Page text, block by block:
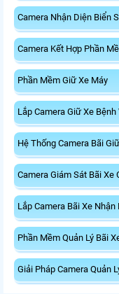
Camera Nhận Diện Biển
Camera Kết Hợp Phần
Phần Mềm Giữ Xe Máy
Lắp Camera Giữ Xe Bệnh
Hệ Thống Camera Bãi
Camera Giám Sát Bãi Xe
Lắp Camera Bãi Xe Nhận
Phần Mềm Quản Lý Bãi
Giải Pháp Camera Quản